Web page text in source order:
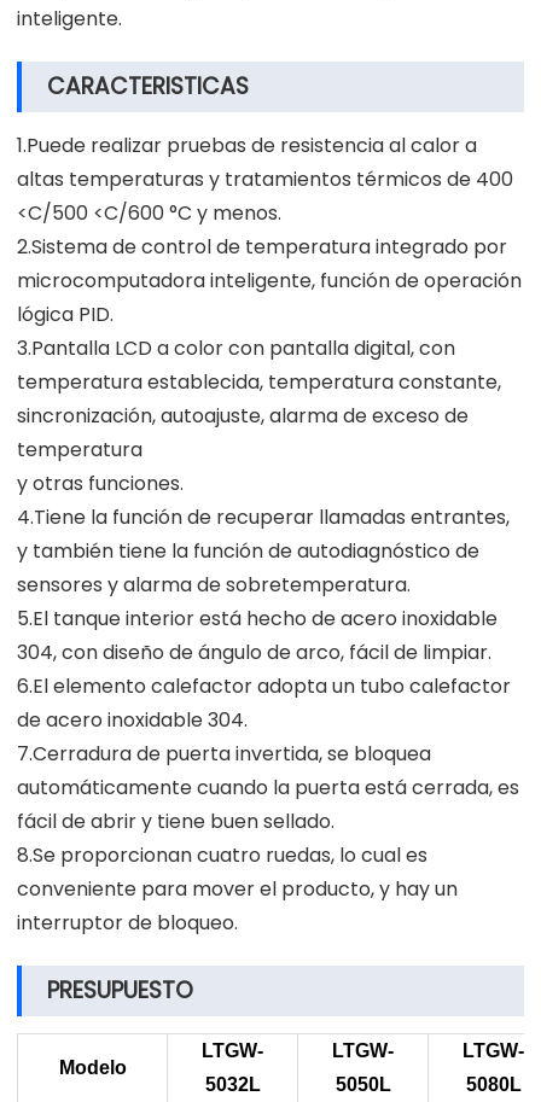
inteligente.
CARACTERISTICAS
1.Puede realizar pruebas de resistencia al calor a
altas temperaturas y tratamientos térmicos de 400
<C/500 <C/600 °C y menos.
2.Sistema de control de temperatura integrado por
microcomputadora inteligente, función de operación
lógica PID.
3.Pantalla LCD a color con pantalla digital, con
temperatura establecida, temperatura constante,
sincronización, autoajuste, alarma de exceso de
temperatura
y otras funciones.
4.Tiene la función de recuperar llamadas entrantes,
y también tiene la función de autodiagnóstico de
sensores y alarma de sobretemperatura.
5.El tanque interior está hecho de acero inoxidable
304, con diseño de ángulo de arco, fácil de limpiar.
6.El elemento calefactor adopta un tubo calefactor
de acero inoxidable 304.
7.Cerradura de puerta invertida, se bloquea
automáticamente cuando la puerta está cerrada, es
fácil de abrir y tiene buen sellado.
8.Se proporcionan cuatro ruedas, lo cual es
conveniente para mover el producto, y hay un
interruptor de bloqueo.
PRESUPUESTO
Modelo
LTGW-
5032L
LTGW-
5050L
LTGW-
5080L